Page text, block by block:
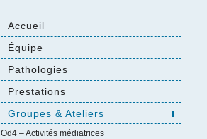
Accueil
Équipe
Pathologies
Prestations
Groupes & Ateliers
Od4 – Activités médiatrices